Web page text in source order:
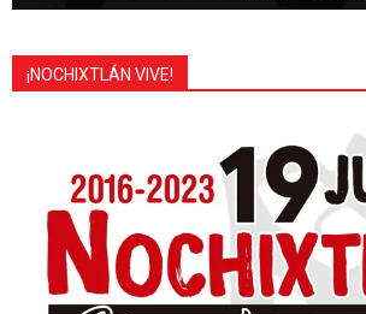
¡NOCHIXTLÁN VIVE!